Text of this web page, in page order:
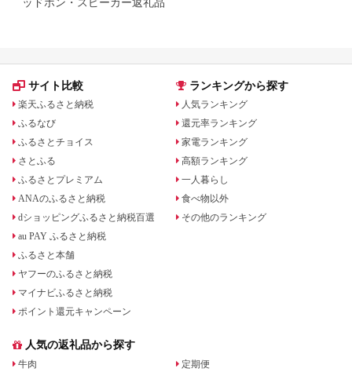
サイト比較
楽天ふるさと納税
ふるなび
ふるさとチョイス
さとふる
ふるさとプレミアム
ANAのふるさと納税
dショッピングふるさと納税百選
au PAY ふるさと納税
ふるさと本舗
ヤフーのふるさと納税
マイナビふるさと納税
ポイント還元キャンペーン
ランキングから探す
人気ランキング
還元率ランキング
家電ランキング
高額ランキング
一人暮らし
食べ物以外
その他のランキング
人気の返礼品から探す
牛肉
定期便